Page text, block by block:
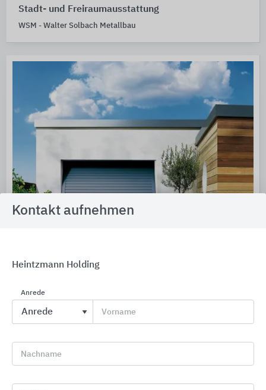
Stadt- und Freiraumausstattung
WSM - Walter Solbach Metallbau
Kontakt aufnehmen
Heintzmann Holding
Anrede
Vorname
Nachname